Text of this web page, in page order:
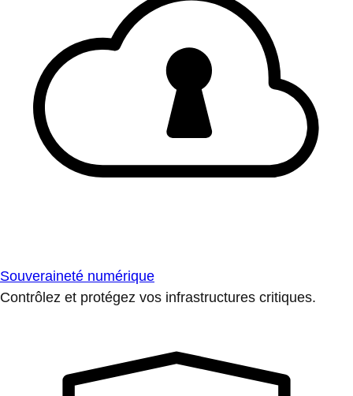
Souveraineté numérique
Contrôlez et protégez vos infrastructures critiques.